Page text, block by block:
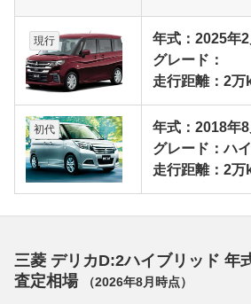
現行
年式：2025年2
グレード：
走行距離：2万
初代
年式：2018年8
グレード：ハ
走行距離：2万
三菱 デリカD:2ハイブリッド 年
査定相場
（2026年8月 時点）